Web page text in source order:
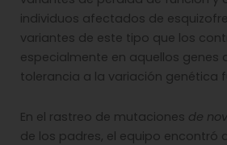
individuos afectados de
variantes de este tipo que los
especialmente en aquellos genes
tolerancia a la variación genética
En el rastreo de mutaciones de
de los padres, el equipo encontró